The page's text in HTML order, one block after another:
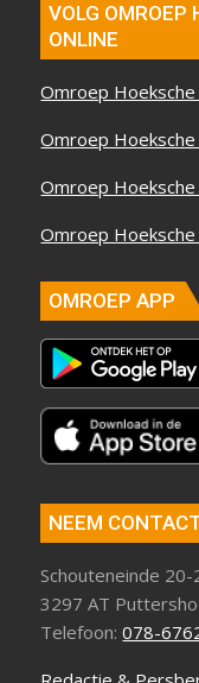
VOLG OMROEP
ONLINE
Omroep
Omroep
Omroep
Omroep
OMROEP APP
NEEM
Schouteneinde 20-
3297 AT
Telefoon:078-